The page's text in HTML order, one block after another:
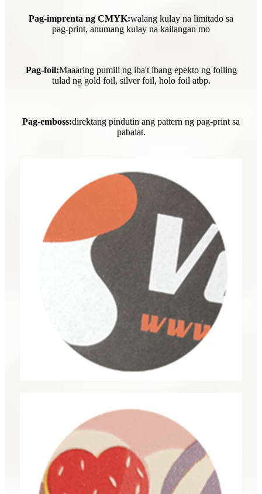
Pag-imprenta ng CMYK:walang kulay na limitado sa
pag-print, anumang kulay na kailangan mo
Pag-foil:Maaaring pumili ng iba't ibang epekto ng foiling
tulad ng gold foil, silver foil, holo foil atbp.
Pag-emboss:direktang pindutin ang pattern ng pag-print sa
pabalat.